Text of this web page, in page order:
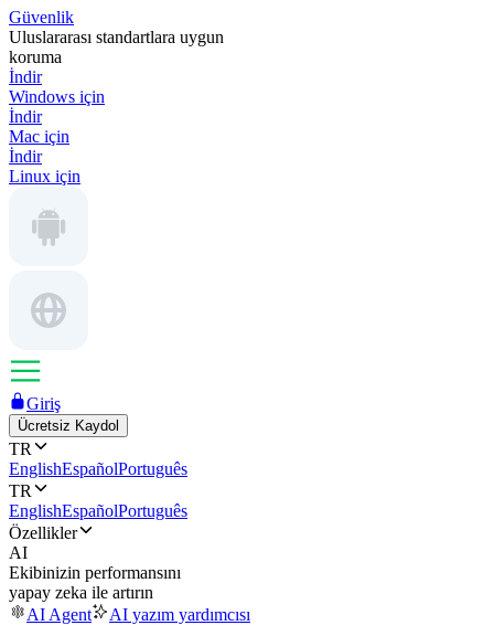
Güvenlik
Uluslararası standartlara uygun
koruma
İndir
Windows için
İndir
Mac için
İndir
Linux için
Giriş
Ücretsiz Kaydol
TR
EnglishEspañolPortuguês
TR
EnglishEspañolPortuguês
Özellikler
AI
Ekibinizin performansını
yapay zeka ile artırın
AI Agent
AI yazım yardımcısı